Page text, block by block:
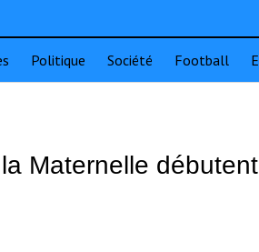
Politique Société Football
Maternelle